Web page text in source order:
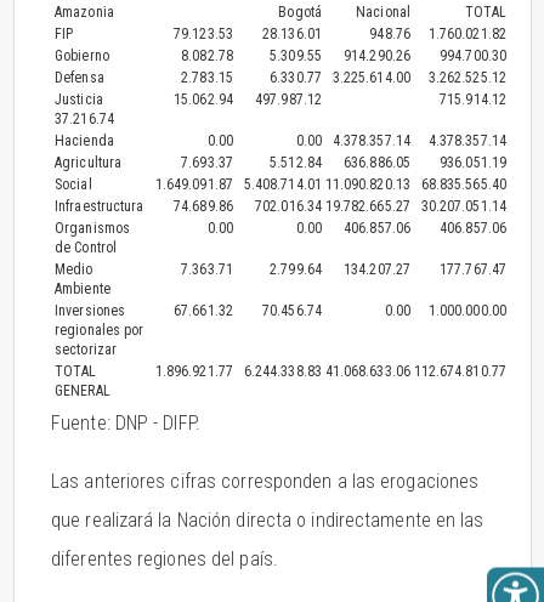
Amazonia
Bogotá Nacional
TOTAL
FIP
79.123.53 28.136.01 948.76
1.760.021.82
Gobierno
8.082.78 5.309.55 914.290.26
994.700.30
Defensa
2.783.15 6.330.77 3.225.614.00
3.262.525.12
Justicia
37.216.74
15.062.94 497.987.12 715.914.12
Hacienda 0.00 0.00 4.378.357.14
4.378.357.14
Agricultura
7.693.37 5.512.84 636.886.05
936.051.19
Social
1.649.091.87 5.408.714.01 11.090.820.13
68.835.565.40
Infraestructura
74.689.86 702.016.34 19.782.665.27
30.207.051.14
Organismos
de Control
0.00 0.00 406.857.06 406.857.06
Medio
Ambiente
7.363.71 2.799.64 134.207.27 177.767.47
Inversiones
regionales por
sectorizar
67.661.32 70.456.74 0.00 1.000.000.00
TOTAL
GENERAL
1.896.921.77 6.244.338.83 41.068.633.06 112.674.810.77
Fuente: DNP - DIFP.
Las anteriores cifras corresponden a las erogaciones
que realizará la Nación directa o indirectamente en las
diferentes regiones del país.